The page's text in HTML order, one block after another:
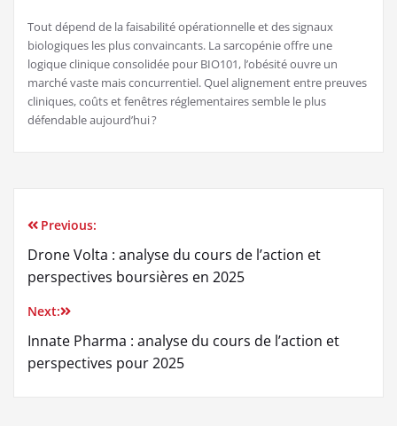
Tout dépend de la faisabilité opérationnelle et des signaux
biologiques les plus convaincants. La sarcopénie offre une
logique clinique consolidée pour BIO101, l’obésité ouvre un
marché vaste mais concurrentiel. Quel alignement entre preuves
cliniques, coûts et fenêtres réglementaires semble le plus
défendable aujourd’hui ?
Navigation
de
l’article
Previous:
Drone Volta : analyse du cours de l’action et
perspectives boursières en 2025
Next:
Innate Pharma : analyse du cours de l’action et
perspectives pour 2025